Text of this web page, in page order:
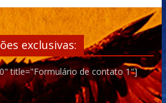
exclusivas:
title="Formulário de contato 1"]